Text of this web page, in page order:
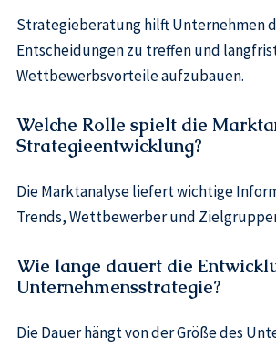
Strategieberatung hilft Unternehmen
Entscheidungen zu treffen und
Wettbewerbsvorteile aufzubauen.
Welche Rolle spielt die
Strategieentwicklung?
Die Marktanalyse liefert wichtige
Trends, Wettbewerber und
Wie lange dauert die
Unternehmensstrategie?
Die Dauer hängt von der Größe des